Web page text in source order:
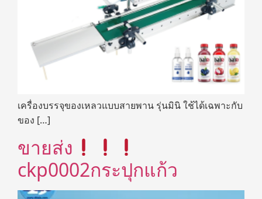
เครื่องบรรจุของเหลวแบบสายพาน รุ่นมินิ ใช้ได้เฉพาะกับ
ของ […]
ขายส่ง
ckp0002กระปุกแก้ว